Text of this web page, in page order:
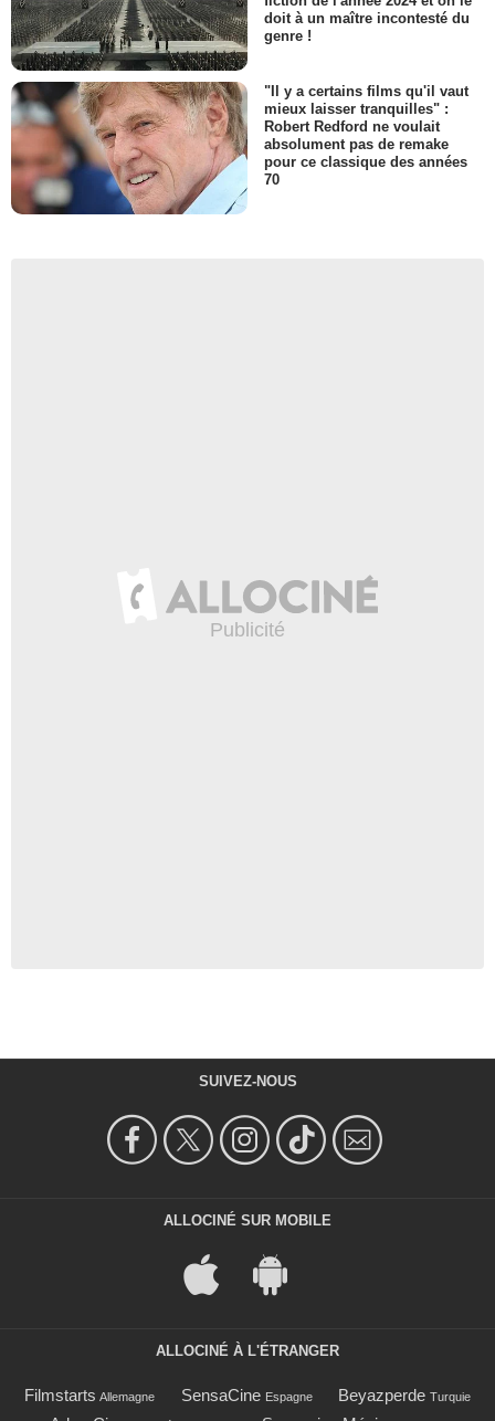
doit à un maître incontesté du
genre !
"Il y a certains films qu'il vaut
mieux laisser tranquilles" :
Robert Redford ne voulait
absolument pas de remake
pour ce classique des années
70
SUIVEZ-NOUS
ALLOCINÉ SUR MOBILE
ALLOCINÉ À L'ÉTRANGER
Filmstarts Allemagne SensaCine Espagne Beyazperde Turquie